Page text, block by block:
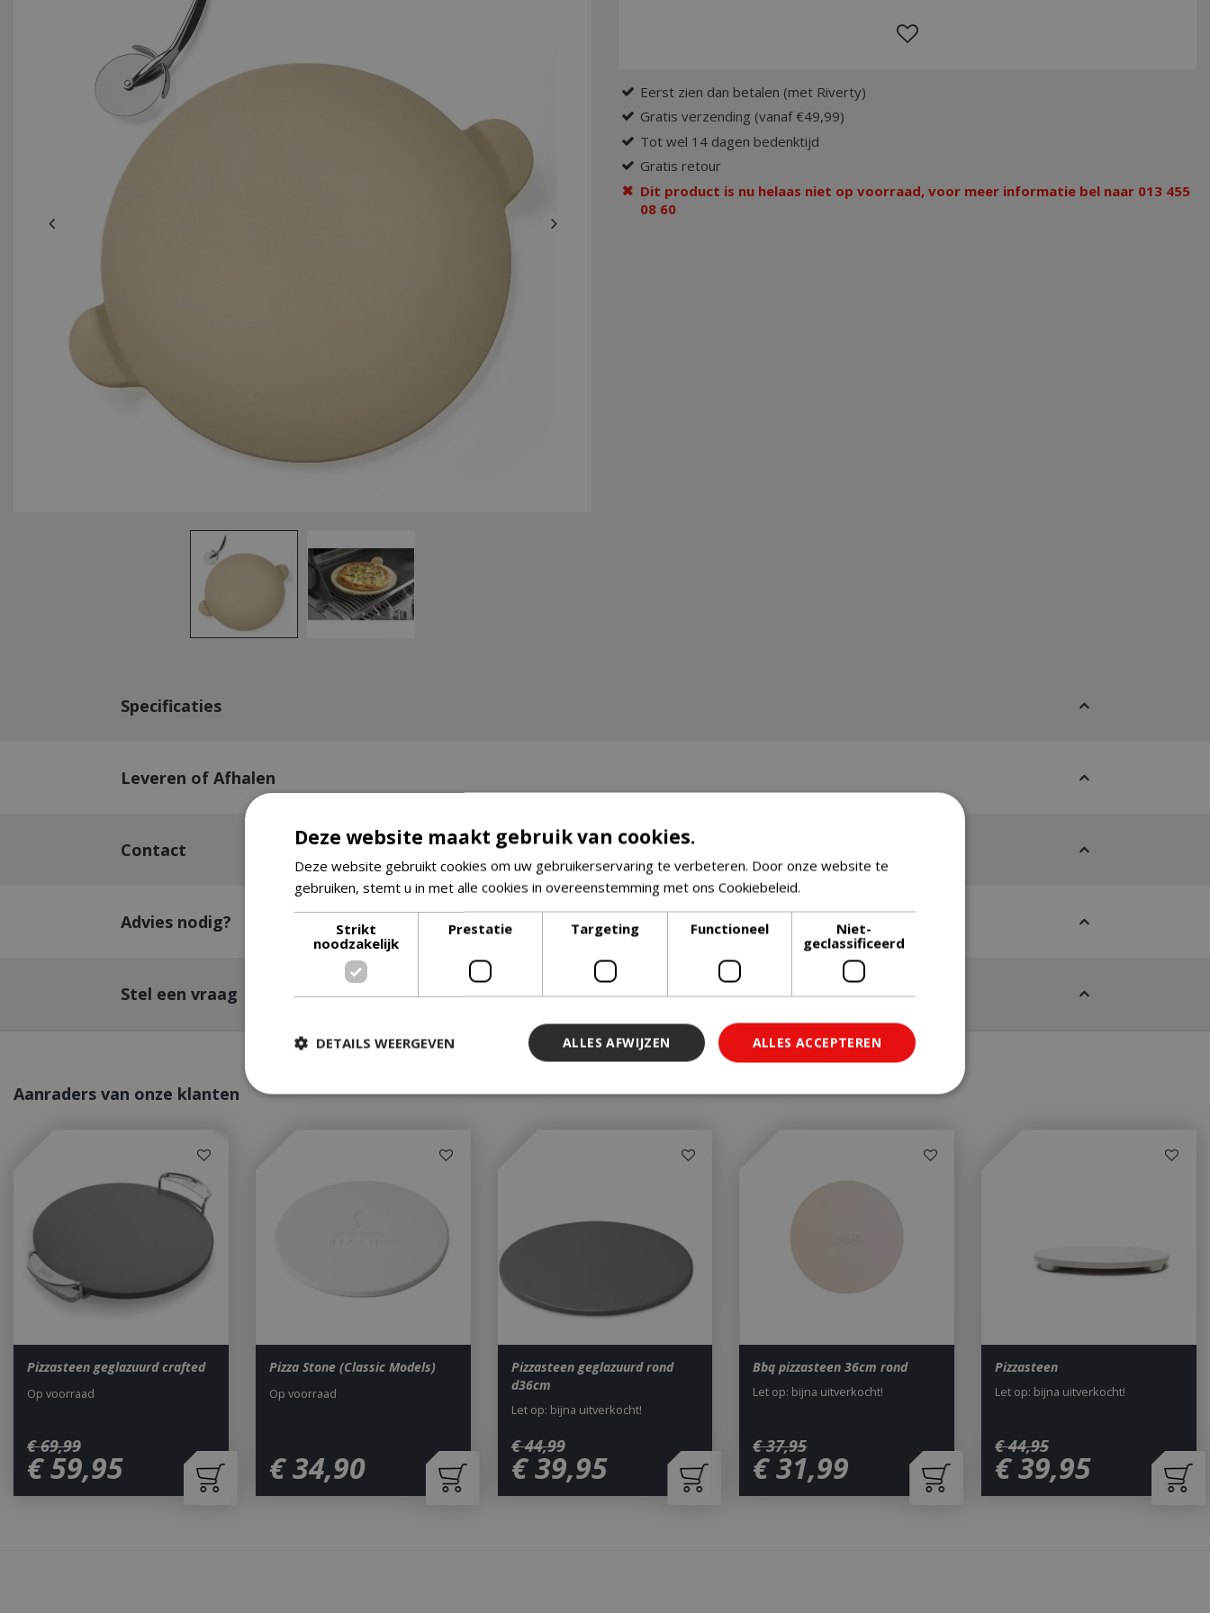
Eerst zien dan betalen (met Riverty)
Gratis verzending (vanaf €49,99)
Tot wel 14 dagen bedenktijd
Gratis retour
Dit product is nu helaas niet op voorraad, voor meer informatie bel naar 013 455
08 60
Specificaties
Leveren of Afhalen
Contact
Advies nodig?
Stel een vraag
Aanraders van onze klanten
Pizzasteen geglazuurd crafted
€ 69,99
€59,95
Op voorraad
Pizza Stone (Classic Models)
€34,90
Op voorraad
Pizzasteen geglazuurd rond
d36cm
€ 44,99
€39,95
Let op: bijna uitverkocht!
Bbq pizzasteen 36cm rond
€ 37,95
€31,99
Let op: bijna uitverkocht!
Pizzasteen
€ 44,95
€39,95
Let op: bijna uitverkocht!
Deze website maakt gebruik van cookies.
Deze website gebruikt cookies om uw gebruikerservaring te verbeteren. Door onze website te
gebruiken, stemt u in met alle cookies in overeenstemming met ons Cookiebeleid.
Strikt
noodzakelijk
Prestatie Targeting Functioneel
Niet-
geclassificeerd
ALLES ACCEPTEREN
ALLES AFWIJZEN
DETAILS WEERGEVEN
Strikt noodzakelijke cookies maken de kernfunctionaliteiten van de website mogelijk, zoals gebruikersaanmelding en
Cloudflare Inc.
.db.sleak.chat
Deze cookie wordt gebruikt om onderscheid te
maken tussen mensen en bots. Dit is gunstig
voor de website, om geldige rapporten te
kunnen maken over het gebruik van hun
website.
to Google's more commonly used analytics
service. This cookie is used to distinguish unique
users by assigning a randomly generated
number as a client identifier. It is included in
each page request in a site and used to calculate
website owners.
_gid
Google LLC
1 dag
This cookie name is asssociated with Google
Universal Analytics. This appears to be a new
cookie and as of Spring 2017 no information is